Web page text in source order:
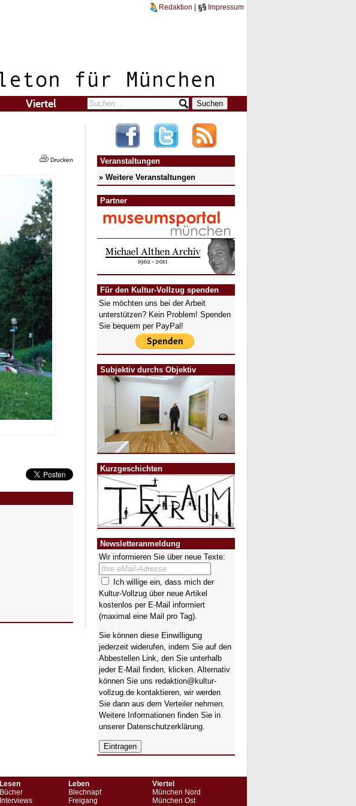
Redaktion Impressum
Viertel
Drucken
Veranstaltungen
» Weitere Veranstaltungen
Partner
Für den Kultur-Vollzug spenden
Sie möchten uns bei der Arbeit
unterstützen? Kein Problem! Spenden
Sie bequem per PayPal!
Subjektiv durchs Objektiv
Kurzgeschichten
Newsletteranmeldung
Wir informieren Sie über neue Texte:
Ich willige ein, dass mich der
Kultur-Vollzug über neue Artikel
kostenlos per E-Mail informiert
(maximal eine Mail pro Tag).
Sie können diese Einwilligung
jederzeit widerufen, indem Sie auf den
Abbestellen Link, den Sie unterhalb
jeder E-Mail finden, klicken. Alternativ
können Sie uns redaktion@kultur-
vollzug.de kontaktieren, wir werden
Sie dann aus dem Verteiler nehmen.
Weitere Informationen finden Sie in
unserer Datenschutzerklärung.
Lesen
Bücher
Interviews
Leben
Blechnapf
Freigang
Viertel
München Nord
München Ost